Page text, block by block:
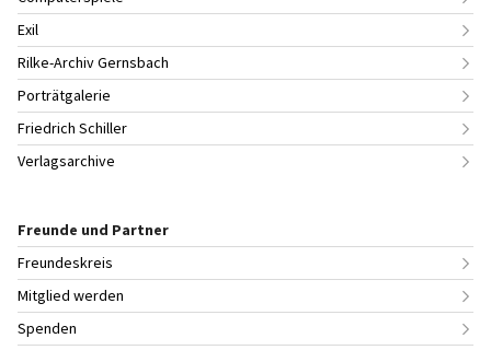
Exil
Rilke-Archiv Gernsbach
Porträtgalerie
Friedrich Schiller
Verlagsarchive
Freunde und Partner
Freundeskreis
Mitglied werden
Spenden